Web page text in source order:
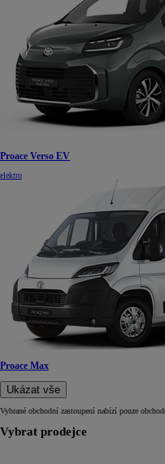
Proace Verso EV
elektro
Proace Max
Ukázat vše
Vybrané obchodní zastoupení nabízí pouze
Vybrat prodejce